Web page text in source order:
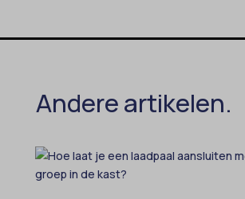
Andere artikelen.
snconsent
tarteaucitron
twCookieConsent
wpc*